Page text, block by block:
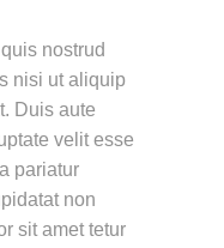
nostrud
nisi ut aliquip
Duis aute
velit esse
pariatur
non
sit amet tetur